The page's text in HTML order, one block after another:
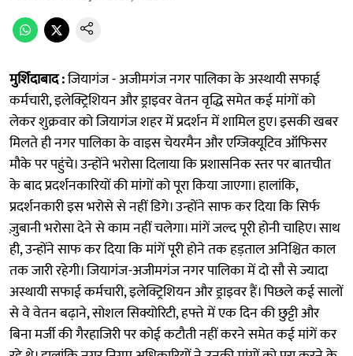
मुर्शिदाबाद :जियागंज - अजीमगंज नगर पालिका के अस्थायी सफाई
कर्मचारी, इलेक्ट्रिशियन और ड्राइवर वेतन वृद्धि समेत कई मांगों को
लेकर शुक्रवार को जियागंज शहर में प्रदर्शन में शामिल हुए। इसकी खबर
मिलते ही नगर पालिका के वाइस चेयरमैन और एग्जिक्यूटिव ऑफिसर
मौके पर पहुंचे। उन्होंने भरोसा दिलाया कि प्रशासनिक स्तर पर बातचीत
के बाद प्रदर्शनकारियों की मांगों को पूरा किया जाएगा। हालांकि,
प्रदर्शनकारी इस भरोसे से नहीं डिगे। उन्होंने साफ कर दिया कि सिर्फ
ज़ुबानी भरोसा देने से काम नहीं चलेगा। मांगें जल्द पूरी होनी चाहिए। साथ
ही, उन्होंने साफ कर दिया कि मांगें पूरी होने तक हड़ताल अनिश्चित काल
तक जारी रहेगी। जियागंज-अजीमगंज नगर पालिका में दो सौ से ज्यादा
अस्थायी सफाई कर्मचारी, इलेक्ट्रिशियन और ड्राइवर हैं। पिछले कई सालों
से वे वेतन बढ़ाने, सोशल सिक्योरिटी, हफ्ते में एक दिन की छुट्टी और
बिना मर्जी की गैरहाजिरी पर कोई कटौती नहीं करने समेत कई मांगें कर